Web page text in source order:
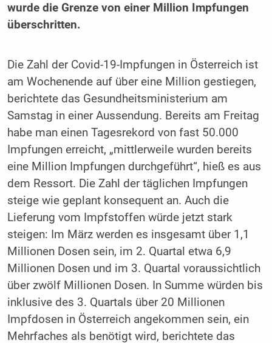
wurde die Grenze von einer Million Impfungen
überschritten.
Die Zahl der Covid-19-Impfungen in Österreich ist
am Wochenende auf über eine Million gestiegen,
berichtete das Gesundheitsministerium am
Samstag in einer Aussendung. Bereits am Freitag
habe man einen Tagesrekord von fast 50.000
Impfungen erreicht, „mittlerweile wurden bereits
eine Million Impfungen durchgeführt“, hieß es aus
dem Ressort. Die Zahl der täglichen Impfungen
steige wie geplant konsequent an. Auch die
Lieferung vom Impfstoffen würde jetzt stark
steigen: Im März werden es insgesamt über 1,1
Millionen Dosen sein, im 2. Quartal etwa 6,9
Millionen Dosen und im 3. Quartal voraussichtlich
über zwölf Millionen Dosen. In Summe würden bis
inklusive des 3. Quartals über 20 Millionen
Impfdosen in Österreich angekommen sein, ein
Mehrfaches als benötigt wird, berichtete das